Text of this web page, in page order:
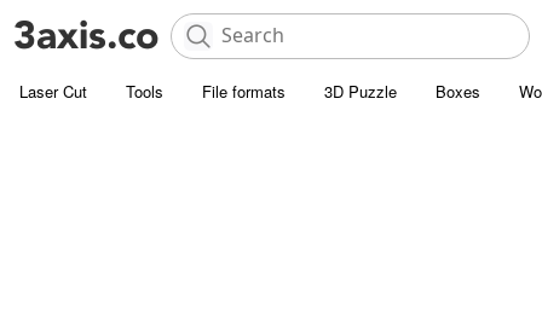
Laser Cut Tools File formats 3D Puzzle Boxes